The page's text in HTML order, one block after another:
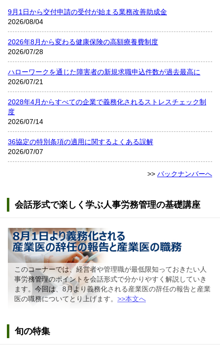
9月1日から交付申請の受付が始まる業務改善助成金
2026/08/04
2026年8月から変わる健康保険の高額療養費制度
2026/07/28
ハローワークを通じた障害者の新規求職申込件数が過去最高に
2026/07/21
2028年4月からすべての企業で義務化されるストレスチェック制
度
2026/07/14
36協定の特別条項の適用に関するよくある誤解
2026/07/07
>> バックナンバーへ
会話形式で楽しく学ぶ人事労務管理の基礎講座
このコーナーでは、経営者や管理職が最低限知っておきたい人
事労務管理のポイントを会話形式で分かりやすく解説していき
ます。今回は、8月より義務化される産業医の辞任の報告と産業
医の職務についてとり上げます。 >>本文へ
旬の特集